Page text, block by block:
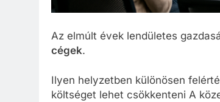
Az elmúlt évek lendületes
cégek.
Ilyen helyzetben különösen
költséget lehet csökkenteni A